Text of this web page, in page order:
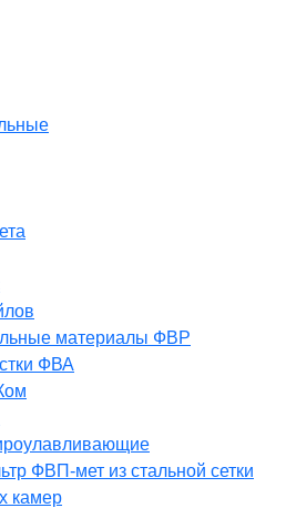
материалы ФВР
ФВА
ФВП-мет из стальной сетки
камер